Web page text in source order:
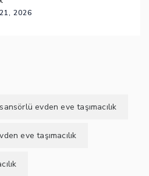
2026
evden eve taşımacılık
eve taşımacılık